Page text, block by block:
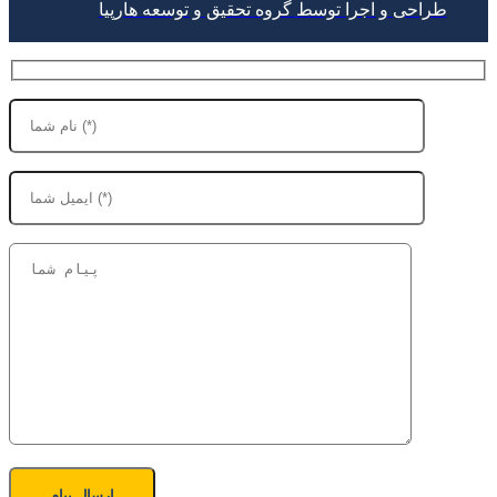
طراحی و اجرا توسط گروه تحقیق و توسعه هارپیا